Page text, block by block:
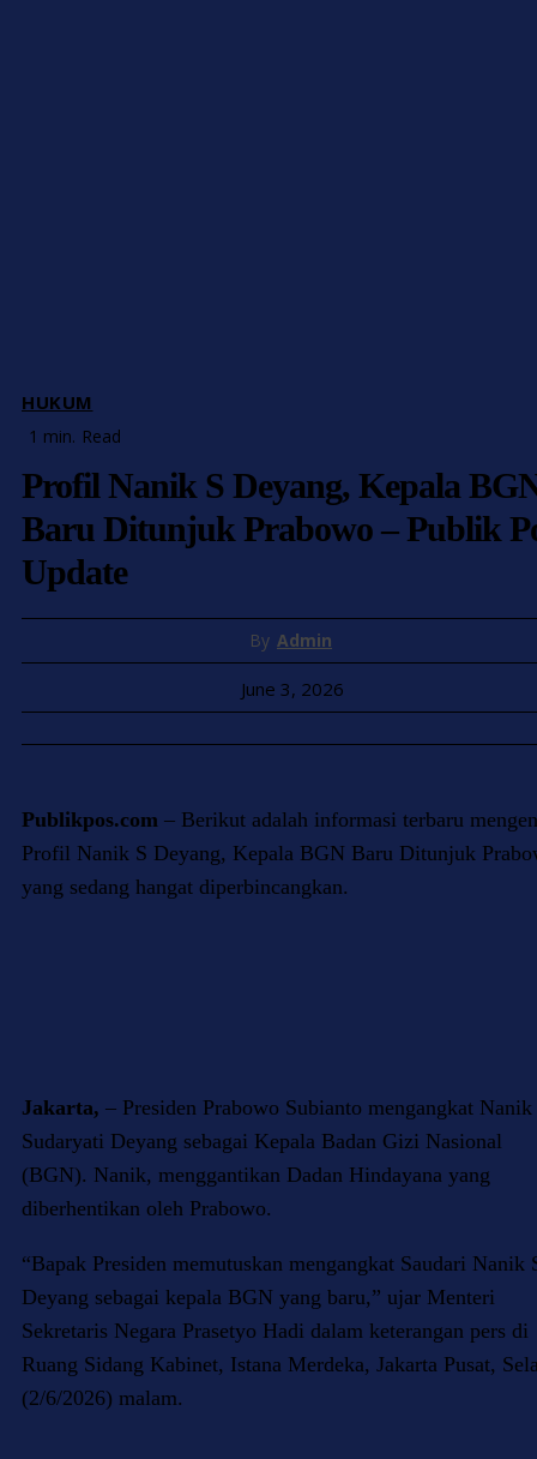
HUKUM
1 min. Read
Profil Nanik S Deyang, Kepala
Baru Ditunjuk Prabowo – Publik
Update
By Admin
June 3, 2026
Publikpos.com – Berikut adalah informasi terbaru
Profil Nanik S Deyang, Kepala BGN Baru Ditunjuk
yang sedang hangat diperbincangkan.
Jakarta, – Presiden Prabowo Subianto mengangkat Nanik
Sudaryati Deyang sebagai Kepala Badan Gizi Nasional
(BGN). Nanik, menggantikan Dadan Hindayana yang
diberhentikan oleh Prabowo.
“Bapak Presiden memutuskan mengangkat Saudari Nanik
Deyang sebagai kepala BGN yang baru,” ujar Menteri
Sekretaris Negara Prasetyo Hadi dalam keterangan pers di
Ruang Sidang Kabinet, Istana Merdeka, Jakarta Pusat,
(2/6/2026) malam.